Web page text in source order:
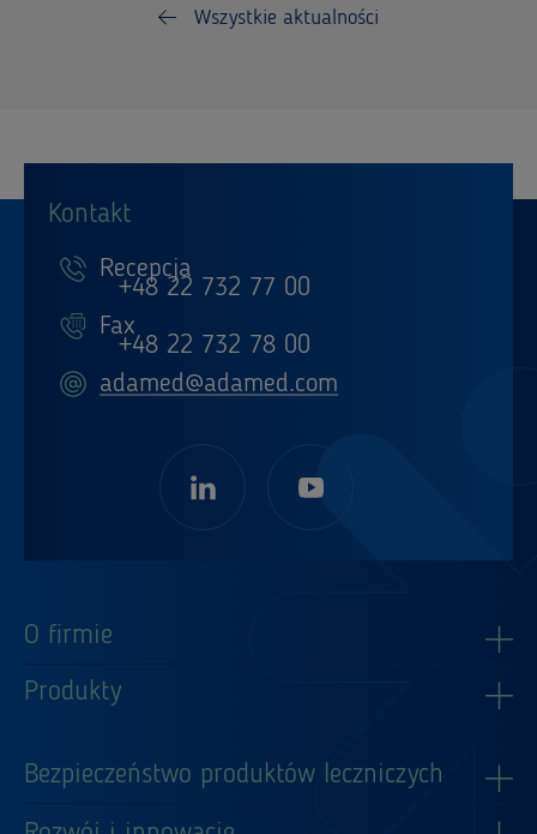
Wszystkie aktualności
O firmie
Produkty
Bezpieczeństwo produktów leczniczych
Kontakt
Recepcja
+48 22 732 77 00
Fax
+48 22 732 78 00
adamed@adamed.com